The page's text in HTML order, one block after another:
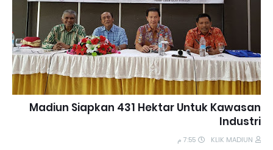
Madiun Siapkan 431 Hektar Untuk Kawasan
Industri
KLIK MADIUN 7:55 م